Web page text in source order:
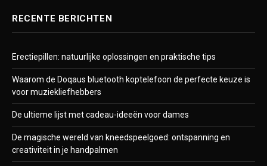
RECENTE BERICHTEN
Erectiepillen: natuurlijke oplossingen en praktische tips
Waarom de Doqaus bluetooth koptelefoon de perfecte keuze is
voor muziekliefhebbers
De ultieme lijst met cadeau-ideeën voor dames
De magische wereld van kneedspeelgoed: ontspanning en
creativiteit in je handpalmen